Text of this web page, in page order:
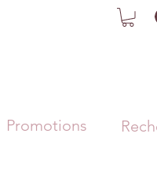
Promotions